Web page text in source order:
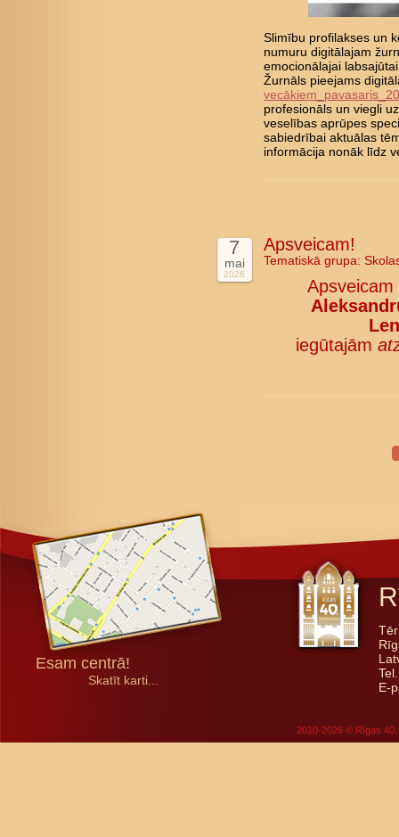
Slimību profilakses un
numuru digitālajam
emocionālajai
Žurnāls pieejams
profesionāls un viegli
veselības aprūpes
sabiedrībai aktuālas
informācija nonāk
7
mai
2026
Apsveicam!
Tematiskā grupa:
Apsveicam
iegūtajām
Esam centrā!
Skatīt karti...
E-
2010-2026 © Rīgas